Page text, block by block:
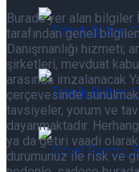
Teknik Bülten
Açıklanan Kar
Teknik Bülten
Burada yer alan bilgiler
tarafından genel
Danışmanlığı hizmeti;
şirketleri, mevduat
arasında imzalanacak
çerçevesinde
tavsiyeler, yorum ve
dayanmaktadır.
ya da getiri vaadi
durumunuz ile risk ve